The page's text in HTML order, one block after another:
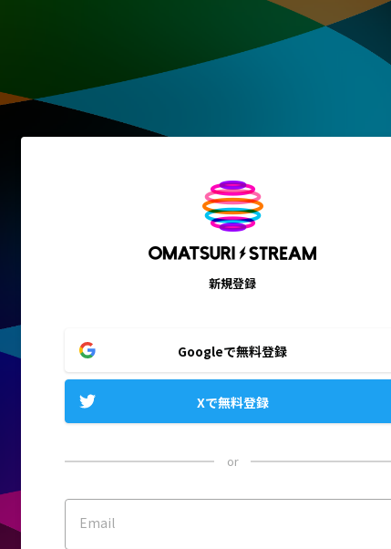
新規登録
Googleで無料登録
Xで無料登録
or
Email